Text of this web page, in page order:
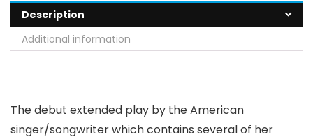
Description
Additional information
The debut extended play by the American
singer/songwriter which contains several of her